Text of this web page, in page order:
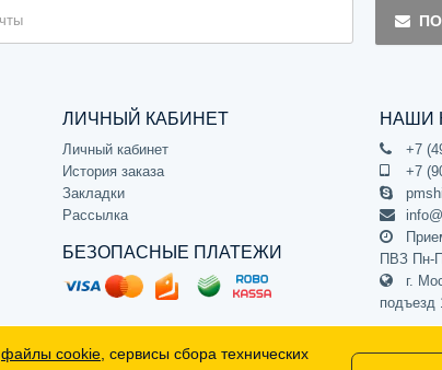
ЛИЧНЫЙ КАБИНЕТ
Личный кабинет
История заказа
Закладки
Рассылка
БЕЗОПАСНЫЕ ПЛАТЕЖИ
НАШИ
+7
+7
ПВЗ Пн-
г.
подъезд
2012 -
файлы cookie , сервисы сбора технических